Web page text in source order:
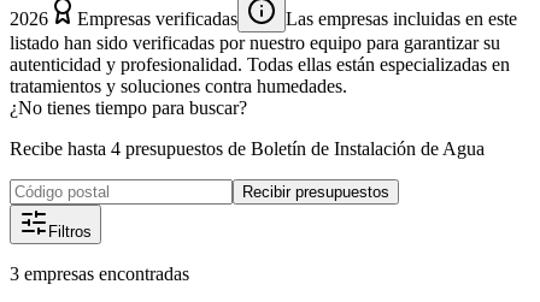
2026
Empresas verificadas
Las empresas incluidas en este
listado han sido verificadas por nuestro equipo para garantizar su
autenticidad y profesionalidad. Todas ellas están especializadas en
tratamientos y soluciones contra humedades.
¿No tienes tiempo para buscar?
Recibe hasta 4 presupuestos de Boletín de Instalación de Agua
Recibir presupuestos
Filtros
3 empresas encontradas